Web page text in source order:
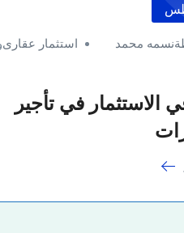
محمد استثمار عقارى
الاستثمار في تأجير